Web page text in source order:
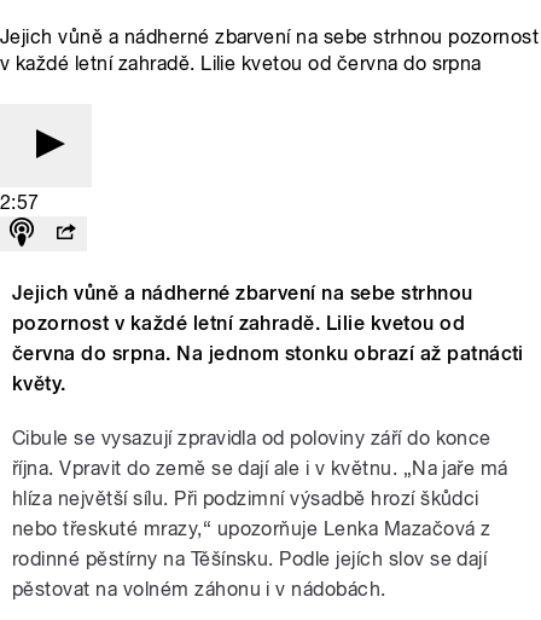
Jejich vůně a nádherné zbarvení na sebe strhnou pozornost
v každé letní zahradě. Lilie kvetou od června do srpna
2:57
Jejich vůně a nádherné zbarvení na sebe strhnou
pozornost v každé letní zahradě. Lilie kvetou od
června do srpna. Na jednom stonku obrazí až patnácti
květy.
Cibule se vysazují zpravidla od poloviny září do konce
října. Vpravit do země se dají ale i v květnu. „Na jaře má
hlíza největší sílu. Při podzimní výsadbě hrozí škůdci
nebo třeskuté mrazy,“ upozorňuje Lenka Mazačová z
rodinné pěstírny na Těšínsku. Podle jejích slov se dají
pěstovat na volném záhonu i v nádobách.